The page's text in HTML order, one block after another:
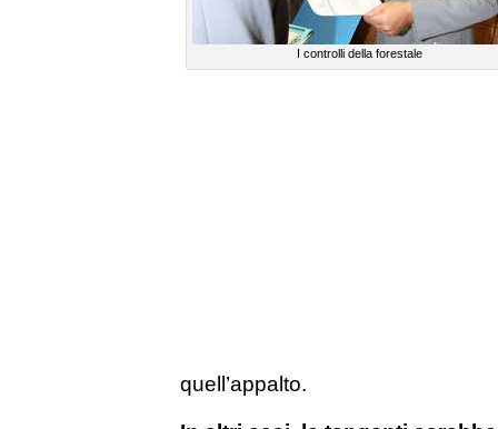
I controlli della forestale
quell’appalto.